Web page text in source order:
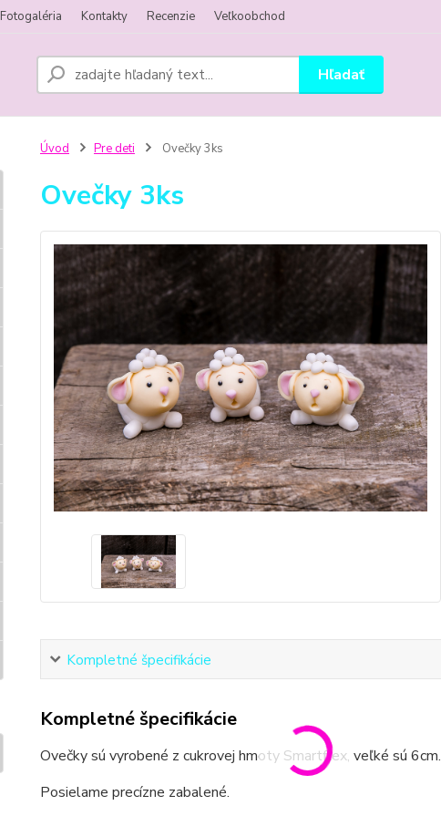
Fotogaléria Kontakty Recenzie Veľkoobchod
Hľadať
Úvod Pre deti Ovečky 3ks
Ovečky 3ks
Kompletné špecifikácie
Kompletné špecifikácie
Ovečky sú vyrobené z cukrovej hmoty Smartflex, veľké sú 6cm.
Posielame precízne zabalené.